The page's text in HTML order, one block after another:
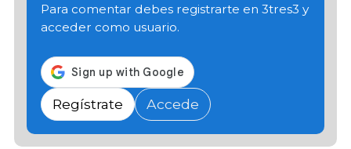
Para comentar debes registrarte en 3tres3 y
acceder como usuario.
Regístrate Accede